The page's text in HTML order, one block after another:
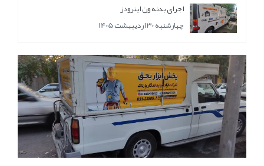
اجرای بدنه ون اینرودز
چهارشنبه 30 اردیبهشت 1405